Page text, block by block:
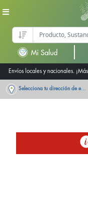
Envíos locales y nacionales.
Selecciona tu dirección de entrega